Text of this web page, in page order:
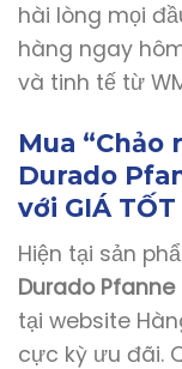
hài lòng mọi
hàng ngay
và tinh tế từ
Mua “Chảo
Durado
với GIÁ TỐT
Hiện tại sản
Durado Pfanne
tại website
cực kỳ ưu đãi.